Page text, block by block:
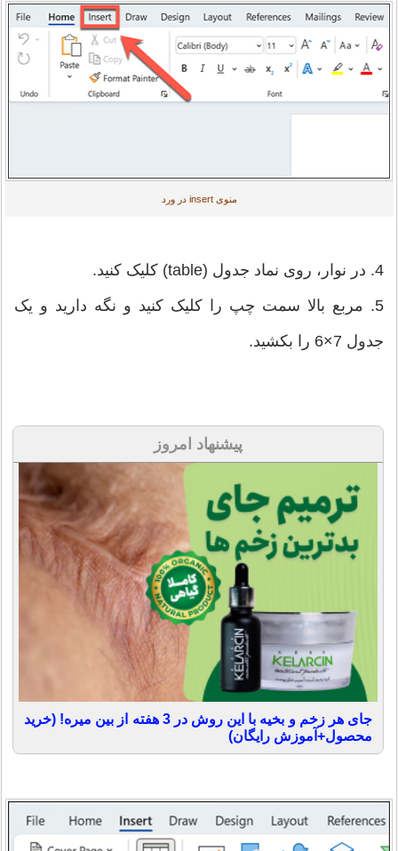
منوی insert در ورد
4. در نوار، روی نماد جدول (table) کلیک کنید.
5. مربع بالا سمت چپ را کلیک کنید و نگه دارید و یک
جدول 7×6 را بکشید.
پیشنهاد امروز
جای هر زخم و بخیه با این روش در 3 هفته از بین میره! (خرید
محصول+آموزش رایگان)